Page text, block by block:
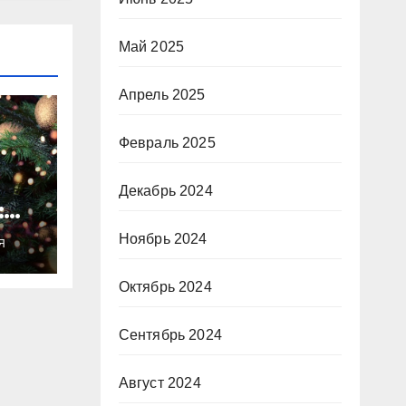
Май 2025
Апрель 2025
Февраль 2025
Декабрь 2024
Ноябрь 2024
Октябрь 2024
Сентябрь 2024
Август 2024